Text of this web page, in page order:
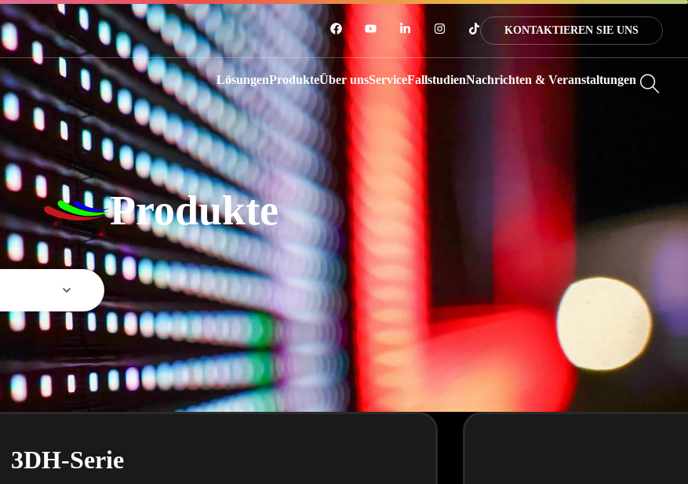
KONTAKTIEREN SIE UNS
LösungenProdukteÜber unsServiceFallstudienNachrichten & Veranstaltungen
Produkte
3DH-Serie